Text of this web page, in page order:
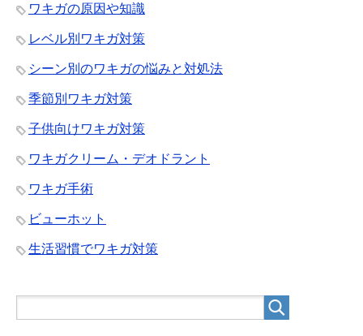
ワキガの原因や知識
レベル別ワキガ対策
シーン別のワキガの悩みと対処法
季節別ワキガ対策
子供向けワキガ対策
ワキガクリーム・デオドラント
ワキガ手術
ビューホット
生活習慣でワキガ対策